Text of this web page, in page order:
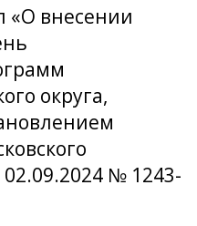
«О внесении
округа,
02.09.2024 № 1243-